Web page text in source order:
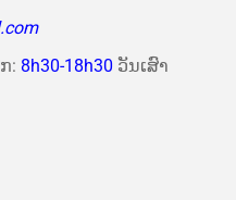
: 8h30-18h30 ວັນເສົາ